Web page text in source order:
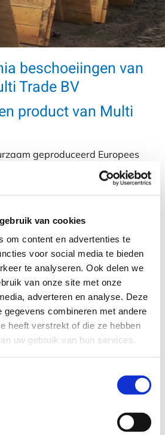
van cookies
om content en advertenties te
voor social media te bieden
te analyseren. Ook delen we
van onze site met onze
adverteren en analyse. Deze
gegevens combineren met andere
heeft verstrekt of die ze hebben
uw gebruik van hun services.
beschoeiingen van
Trade BV
product van Multi
geproduceerd Europees
Europese alternatief
100% Robinia CU-COC-
beschoeiingen van
en uw voordelen:
en moeilijke omstandigheden
in de grond liggende
als gevolg van het